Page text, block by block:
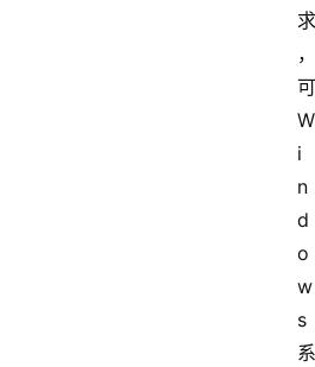
求
，
可
W
i
n
d
o
w
s
系